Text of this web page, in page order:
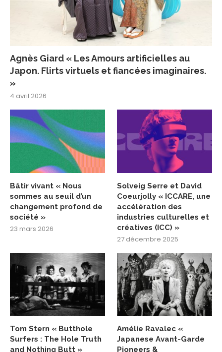
Agnès Giard « Les Amours artificielles au
Japon. Flirts virtuels et fiancées imaginaires.
»
4 avril 2026
Bâtir vivant « Nous
sommes au seuil d’un
changement profond de
société »
23 mars 2026
Solveig Serre et David
Coeurjolly « ICCARE, une
accélération des
industries culturelles et
créatives (ICC) »
27 décembre 2025
Tom Stern « Butthole
Surfers : The Hole Truth
and Nothing Butt »
Amélie Ravalec «
Japanese Avant-Garde
Pioneers &